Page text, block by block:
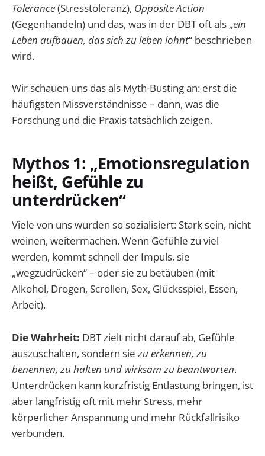
Tolerance(Stresstoleranz), Opposite Action
(Gegenhandeln) und das, was in der DBT oft als „ein
Leben aufbauen, das sich zu leben lohnt“ beschrieben
wird.
Wir schauen uns das als Myth-Busting an: erst die
häufigsten Missverständnisse – dann, was die
Forschung und die Praxis tatsächlich zeigen.
Mythos 1: „Emotionsregulation
heißt, Gefühle zu
unterdrücken“
Viele von uns wurden so sozialisiert: Stark sein, nicht
weinen, weitermachen. Wenn Gefühle zu viel
werden, kommt schnell der Impuls, sie
„wegzudrücken“ – oder sie zu betäuben (mit
Alkohol, Drogen, Scrollen, Sex, Glücksspiel, Essen,
Arbeit).
Die Wahrheit: DBT zielt nicht darauf ab, Gefühle
auszuschalten, sondern siezu erkennen, zu
benennen, zu halten und wirksam zu beantworten.
Unterdrücken kann kurzfristig Entlastung bringen, ist
aber langfristig oft mit mehr Stress, mehr
körperlicher Anspannung und mehr Rückfallrisiko
verbunden.